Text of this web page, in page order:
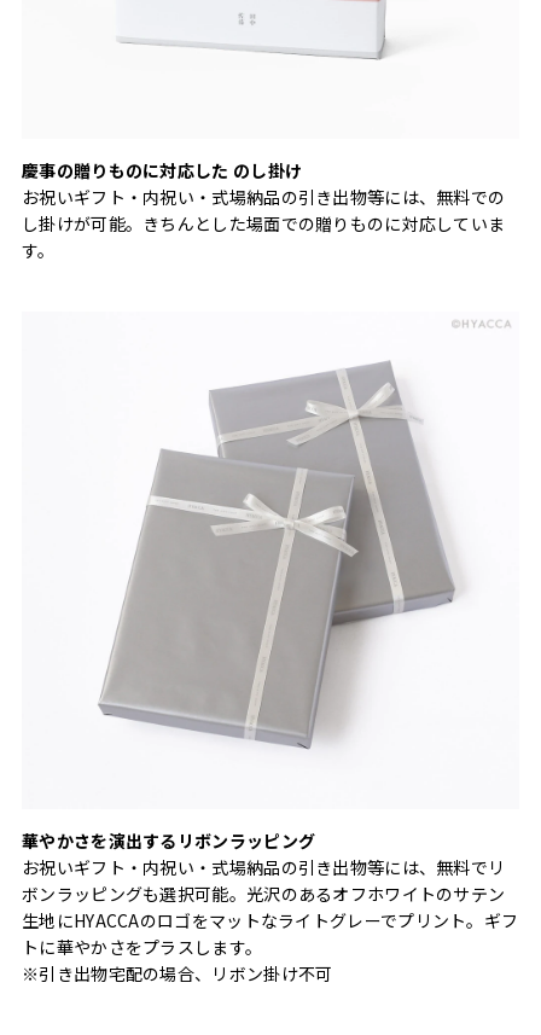
慶事の贈りものに対応した のし掛け
お祝いギフト・内祝い・式場納品の引き出物等には、無料での
し掛けが可能。きちんとした場面での贈りものに対応していま
す。
華やかさを演出するリボンラッピング
お祝いギフト・内祝い・式場納品の引き出物等には、無料でリ
ボンラッピングも選択可能。光沢のあるオフホワイトのサテン
生地にHYACCAのロゴをマットなライトグレーでプリント。ギフ
トに華やかさをプラスします。
※引き出物宅配の場合、リボン掛け不可